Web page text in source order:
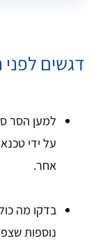
דגשים
למען הסר
על ידי
אחר.
בדקו מה
נוספות